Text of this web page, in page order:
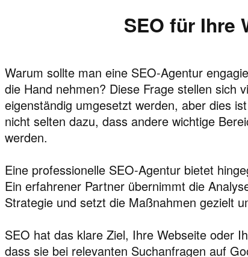
SEO für Ihre
Warum sollte man eine SEO-Agentur
die Hand nehmen? Diese Frage stellen sich
eigenständig umgesetzt werden, aber dies
nicht selten dazu, dass andere wichtige
werden.
Eine professionelle SEO-Agentur bietet
Ein erfahrener Partner übernimmt die
Strategie und setzt die Maßnahmen gezielt
SEO hat das klare Ziel, Ihre Webseite oder
dass sie bei relevanten Suchanfragen auf